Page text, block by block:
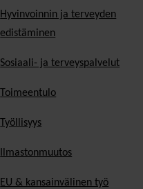
Hyvinvoinnin ja terveyden
edistäminen
Sosiaali- ja terveyspalvelut
Toimeentulo
Työllisyys
Ilmastonmuutos
EU & kansainvälinen työ